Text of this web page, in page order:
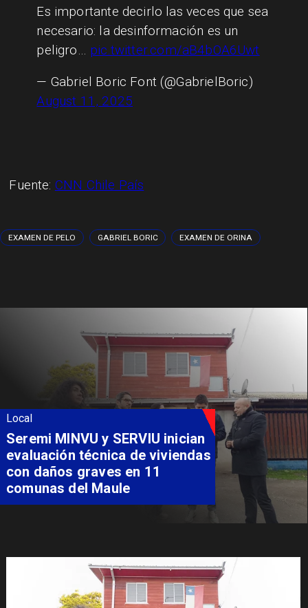
Es importante decirlo las veces que sea
necesario: la desinformación es un
peligro… pic.twitter.com/aB4bOA6Uwt
— Gabriel Boric Font (@GabrielBoric)
August 11, 2025
Fuente: CNN Chile País
EXAMEN DE PELO GABRIEL BORIC EXAMEN DE ORINA
Local
Fondo Orasmi entrega apoyo a
familia de Romeral para
costear alimentación
especializada de niño con
Síndrome de Intestino Corto